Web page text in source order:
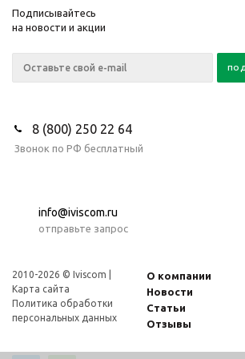
Подписывайтесь
на новости и акции
8 (800) 250 22 64
Звонок по РФ бесплатный
info@iviscom.ru
отправьте запрос
2010-2026 © Iviscom |
Карта сайта
Политика обработки
персональных данных
О компании
Новости
Статьи
Отзывы